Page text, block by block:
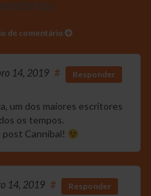
de comentário
14, 2019 # Responder
um dos maiores escritores
os tempos.
Cannibal!
14, 2019 # Responder